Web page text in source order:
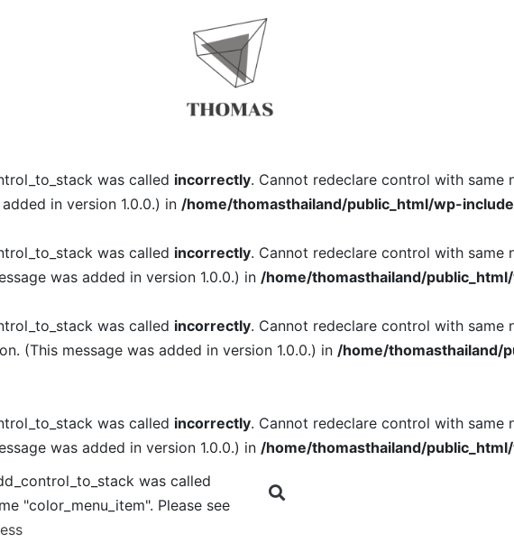
was called incorrectly. Cannot redeclare control with same
in version 1.0.0.) in /home/thomasthailand/public_html/wp-
was called incorrectly. Cannot redeclare control with same
was added in version 1.0.0.) in /home/thomasthailand/
was called incorrectly. Cannot redeclare control with same
(This message was added in version 1.0.0.) in /home/thomasthailand/
was called incorrectly. Cannot redeclare control with same
was added in version 1.0.0.) in /home/thomasthailand/
was called
"color_menu_item". Please see